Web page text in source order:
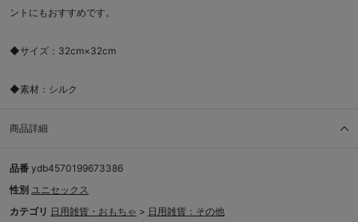
ントにもおすすめです。
◆サイズ：32cm×32cm
◆素材：シルク
商品詳細
品番 ydb4570199673386
性別 ユニセックス
カテゴリ 日用雑貨・おもちゃ > 日用雑貨：その他